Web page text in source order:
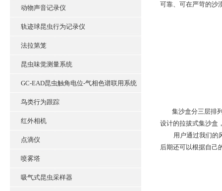
动物声音记录仪
轨迹球昆虫行为记录仪
法拉第笼
昆虫味觉测量系统
GC-EAD昆虫触角电位-气相色谱联用系统
鸟类行为跟踪
红外相机
点滴仪
喷雾塔
吸气式昆虫采样器
可靠、可在严苛的沙
集沙盒分三层排列
设计的拉拔式集沙盒
用户通过我们的风
后期还可以根据自己